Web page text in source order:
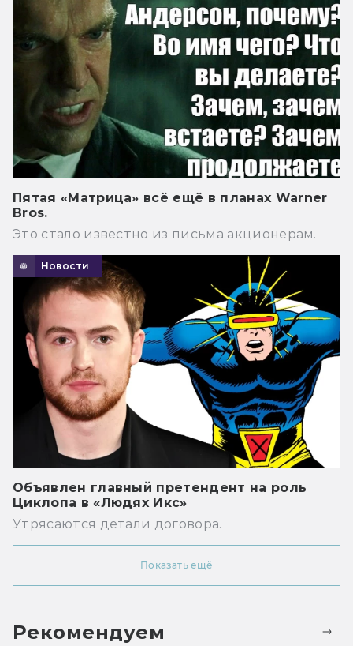
Пятая «Матрица» всё ещё в планах Warner
Bros.
Это стало известно из письма акционерам.
Новости
Объявлен главный претендент на роль
Циклопа в «Людях Икс»
Утрясаются детали договора.
Показать ещё
Рекомендуем